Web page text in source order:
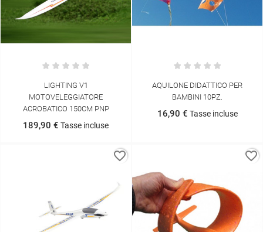
LIGHTING V1
MOTOVELEGGIATORE
ACROBATICO 150CM PNP
189,90 € Tasse incluse
AQUILONE DIDATTICO PER
BAMBINI 10PZ.
16,90 € Tasse incluse
favorite_border favorite_border